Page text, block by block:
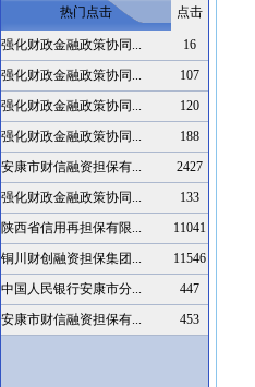
热门点击 点击
强化财政金融政策协同...
16
强化财政金融政策协同...
107
强化财政金融政策协同...
120
强化财政金融政策协同...
188
安康市财信融资担保有...
2427
强化财政金融政策协同...
133
陕西省信用再担保有限...
11041
铜川财创融资担保集团...
11546
中国人民银行安康市分...
447
安康市财信融资担保有...
453